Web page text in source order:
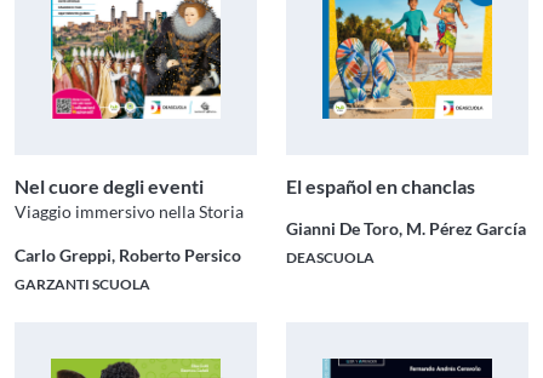
Nel cuore degli eventi
Viaggio immersivo nella Storia
Carlo Greppi, Roberto Persico
GARZANTI SCUOLA
El español en chanclas
Gianni De Toro, M. Pérez García
DEASCUOLA